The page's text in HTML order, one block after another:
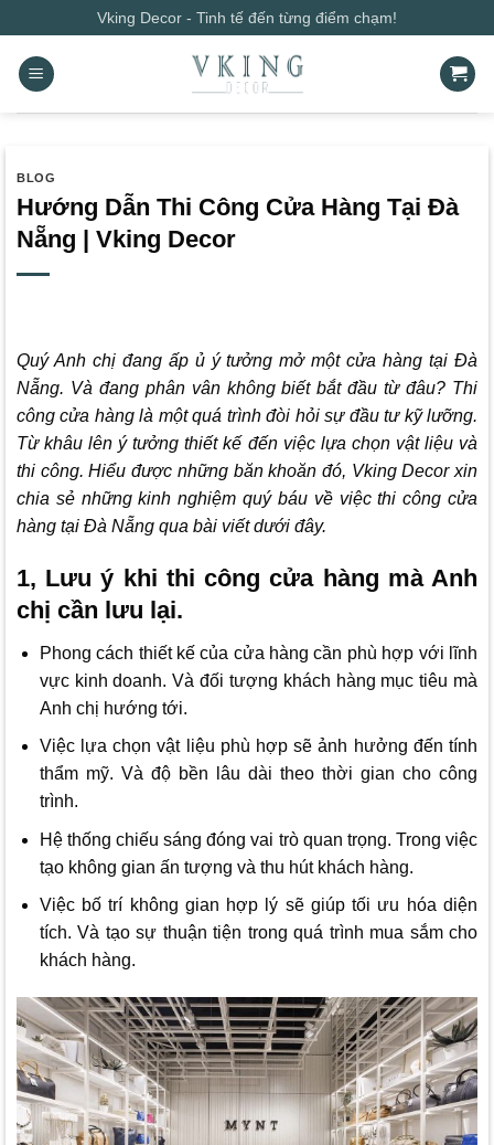
qua
nội
dung
Vking Decor - Tinh tế đến từng điểm chạm!
BLOG
Hướng Dẫn Thi Công Cửa Hàng Tại Đà
Nẵng | Vking Decor
Quý Anh chị đang ấp ủ ý tưởng mở một cửa hàng tại Đà
Nẵng. Và đang phân vân không biết bắt đầu từ đâu? Thi
công cửa hàng là một quá trình đòi hỏi sự đầu tư kỹ lưỡng.
Từ khâu lên ý tưởng thiết kế đến việc lựa chọn vật liệu và
thi công. Hiểu được những băn khoăn đó, Vking Decorxin
chia sẻ những kinh nghiệm quý báu về việc thi công cửa
hàng tại Đà Nẵng qua bài viết dưới đây.
1, Lưu ý khi thi công cửa hàng mà Anh
chị cần lưu lại.
Phong cách thiết kế của cửa hàng cần phù hợp với lĩnh
vực kinh doanh. Và đối tượng khách hàng mục tiêu mà
Anh chị hướng tới.
Việc lựa chọn vật liệu phù hợp sẽ ảnh hưởng đến tính
thẩm mỹ. Và độ bền lâu dài theo thời gian cho công
trình.
Hệ thống chiếu sáng đóng vai trò quan trọng. Trong việc
tạo không gian ấn tượng và thu hút khách hàng.
Việc bố trí không gian hợp lý sẽ giúp tối ưu hóa diện
tích. Và tạo sự thuận tiện trong quá trình mua sắm cho
khách hàng.